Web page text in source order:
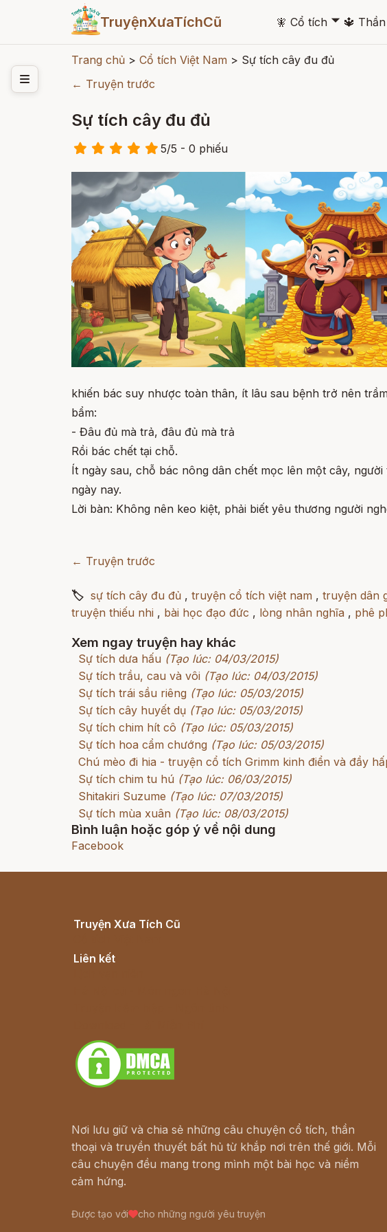
TruyệnXưaTíchCũ 🧚 Cổ tích 🞃 🔱
Trang chủ > Cổ tích Việt Nam > Sự tích cây đu đủ
← Truyện trước
Sự tích cây đu đủ
5/5 - 0 phiếu
khiến bác suy nhược toàn thân, ít lâu sau bệnh trở nên
bẩm:
- Đâu đủ mà trả, đâu đủ mà trả
Rồi bác chết tại chỗ.
Ít ngày sau, chỗ bác nông dân chết mọc lên một cây,
ngày nay.
Lời bàn: Không nên keo kiệt, phải biết yêu thương người
← Truyện trước
🏷 sự tích cây đu đủ , truyện cổ tích việt nam , truyện dân
truyện thiếu nhi , bài học đạo đức , lòng nhân nghĩa , phê
Xem ngay truyện hay khác
Sự tích dưa hấu (Tạo lúc: 04/03/2015)
Sự tích trầu, cau và vôi (Tạo lúc: 04/03/2015)
Sự tích trái sầu riêng (Tạo lúc: 05/03/2015)
Sự tích cây huyết dụ (Tạo lúc: 05/03/2015)
Sự tích chim hít cô (Tạo lúc: 05/03/2015)
Sự tích hoa cẩm chướng (Tạo lúc: 05/03/2015)
Chú mèo đi hia - truyện cổ tích Grimm kinh điển và đầy
Sự tích chim tu hú (Tạo lúc: 06/03/2015)
Shitakiri Suzume (Tạo lúc: 07/03/2015)
Sự tích mùa xuân (Tạo lúc: 08/03/2015)
Bình luận hoặc góp ý về nội dung
Facebook
Truyện Xưa Tích Cũ
Liên kết
Nơi lưu giữ và chia sẻ những câu chuyện cổ tích, thần
thoại và truyền thuyết bất hủ từ khắp nơi trên thế giới. Mỗi
câu chuyện đều mang trong mình một bài học và niềm
cảm hứng.
Được tạo với cho những người yêu truyện